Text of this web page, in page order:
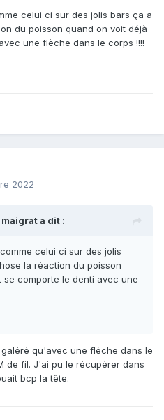
auprès des serioles, j'en ai
celui ci sur des jolis bars ça a
du poisson quand on voit déjà
une flèche dans le corps !!!!
2022
maigrata dit :
celui ci sur des jolis
la réaction du poisson
comporte le denti avec une
qu'avec une flèche dans le
de fil. J'ai pu le récupérer dans
bcp la tête.